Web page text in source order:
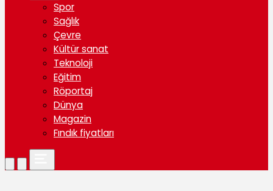
Spor
Sağlık
Çevre
Kültür sanat
Teknoloji
Eğitim
Röportaj
Dünya
Magazin
Fındık fiyatları